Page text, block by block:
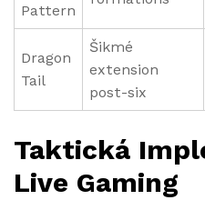
Pattern
Dragon
Tail
Šikmé
extension
post-six
Taktická
Live Gaming